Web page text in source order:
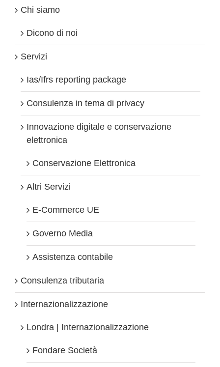
Chi siamo
Dicono di noi
Servizi
Ias/Ifrs reporting package
Consulenza in tema di privacy
Innovazione digitale e conservazione
elettronica
Conservazione Elettronica
Altri Servizi
E-Commerce UE
Governo Media
Assistenza contabile
Consulenza tributaria
Internazionalizzazione
Londra | Internazionalizzazione
Fondare Società